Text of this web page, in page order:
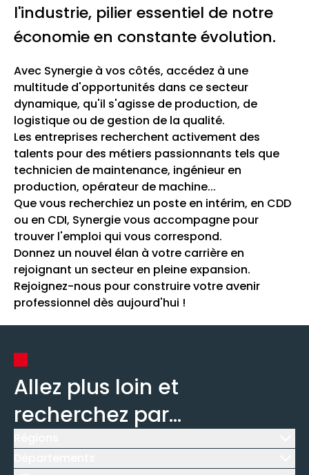
l'industrie, pilier essentiel de notre
économie en constante évolution.
Avec Synergie à vos côtés, accédez à une
multitude d'opportunités dans ce secteur
dynamique, qu'il s'agisse de production, de
logistique ou de gestion de la qualité.
Les entreprises recherchent activement des
talents pour des métiers passionnants tels que
technicien de maintenance, ingénieur en
production, opérateur de machine...
Que vous recherchiez un poste en intérim, en CDD
ou en CDI, Synergie vous accompagne pour
trouver l'emploi qui vous correspond.
Donnez un nouvel élan à votre carrière en
rejoignant un secteur en pleine expansion.
Rejoignez-nous pour construire votre avenir
professionnel dès aujourd'hui !
Allez plus loin et
recherchez par...